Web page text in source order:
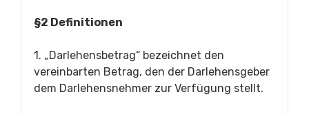
§2 Definitionen
1. „Darlehensbetrag“ bezeichnet den
vereinbarten Betrag, den der Darlehensgeber
dem Darlehensnehmer zur Verfügung stellt.